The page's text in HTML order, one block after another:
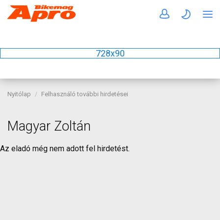
728x90
Nyitólap Felhasználó további hirdetései
Magyar Zoltán
Az eladó még nem adott fel hirdetést.